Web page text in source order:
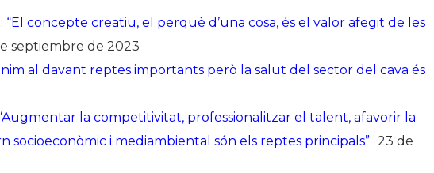
concepte creatiu, el perquè d’una cosa, és el valor afegit de les
septiembre de 2023
al davant reptes importants però la salut del sector del cava és
la competitivitat, professionalitzar el talent, afavorir la
socioeconòmic i mediambiental són els reptes principals” 23 de